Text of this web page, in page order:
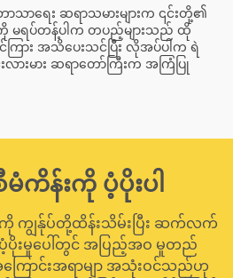
သာရေး ဆရာသမားများက ၎င်းတို့၏
မရပ်တန့်ပါက တပည့်များသည် ထို
ြား အသိပေးသင်ပြီး လိုအပ်ပါက ရဲ
ားမား ဆရာတော်ကြီးက အကြံပြု
ကိန်းကို ပံ့ပိုးပါ
ျွန်ုပ်တို့ထိန်းသိမ်းပြီး ဆက်လက်
ပံ့ပိုးမှုပေါ်တွင် အပြည့်အဝ မူတည်
ြောင်းအရာမျာ အသုံးဝင်သည်ဟု